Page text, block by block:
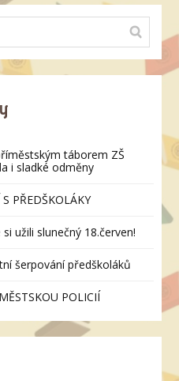
táborem ZŠ
i sladké odměny
PŘEDŠKOLÁKY
užili slunečný 18.červen!
šerpování předškoláků
POLICIÍ